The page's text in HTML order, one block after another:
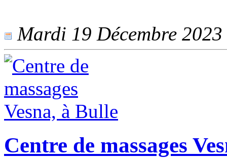
Mardi 19 Décembre
Centre de massages